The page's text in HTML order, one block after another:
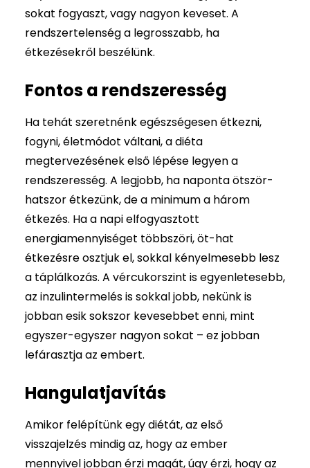
sokat fogyaszt, vagy nagyon keveset. A
rendszertelenség a legrosszabb, ha
étkezésekről beszélünk.
Fontos a rendszeresség
Ha tehát szeretnénk egészségesen étkezni,
fogyni, életmódot váltani, a diéta
megtervezésének első lépése legyen a
rendszeresség. A legjobb, ha naponta ötször-
hatszor étkezünk, de a minimum a három
étkezés. Ha a napi elfogyasztott
energiamennyiséget többszöri, öt-hat
étkezésre osztjuk el, sokkal kényelmesebb lesz
a táplálkozás. A vércukorszint is egyenletesebb,
az inzulintermelés is sokkal jobb, nekünk is
jobban esik sokszor kevesebbet enni, mint
egyszer-egyszer nagyon sokat – ez jobban
lefárasztja az embert.
Hangulatjavítás
Amikor felépítünk egy diétát, az első
visszajelzés mindig az, hogy az ember
mennyivel jobban érzi magát, úgy érzi, hogy az